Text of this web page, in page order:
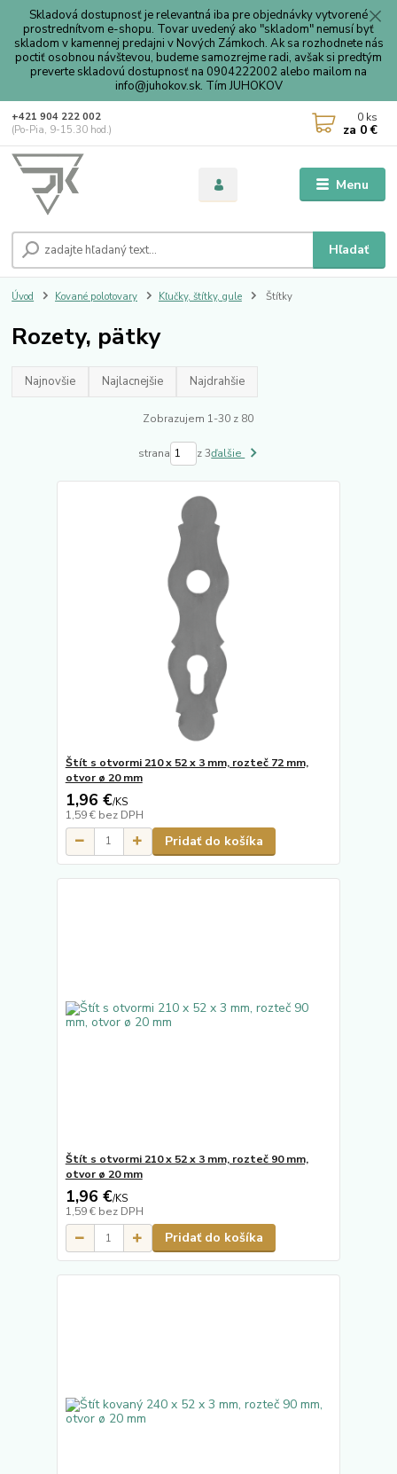
Skladová dostupnosť je relevantná iba pre objednávky vytvorené
prostrednítvom e-shopu. Tovar uvedený ako "skladom" nemusí byť
skladom v kamennej predajni v Nových Zámkoch. Ak sa rozhodnete nás
poctiť osobnou návštevou, budeme samozrejme radi, avšak si predtým
preverte skladovú dostupnosť na 0904222002 alebo mailom na
info@juhokov.sk. Tím JUHOKOV
Menu
Hľadať
+421 904 222 002
(Po-Pia, 9-15.30 hod.)
0 ks
za 0 €
Úvod Kované polotovary Kľučky, štítky, gule Štítky
Rozety, pätky
Najnovšie Najlacnejšie Najdrahšie
Zobrazujem 1-30 z 80
strana z 3ďalšie
Štít s otvormi 210 x 52 x 3 mm, rozteč 72 mm,
otvor ø 20 mm
1,96 €/KS
1,59 € bez DPH
Pridať do košíka
Štít s otvormi 210 x 52 x 3 mm, rozteč 90 mm,
otvor ø 20 mm
1,96 €/KS
1,59 € bez DPH
Pridať do košíka